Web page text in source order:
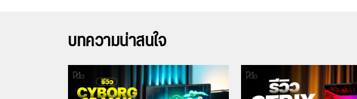
บทความน่าสนใจ